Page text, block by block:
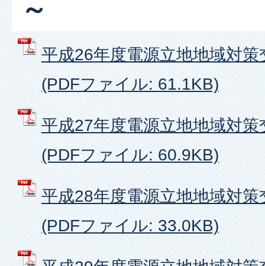
～
平成26年度電源立地地域対
(PDFファイル: 61.1KB)
平成27年度電源立地地域対
(PDFファイル: 60.9KB)
平成28年度電源立地地域対
(PDFファイル: 33.0KB)